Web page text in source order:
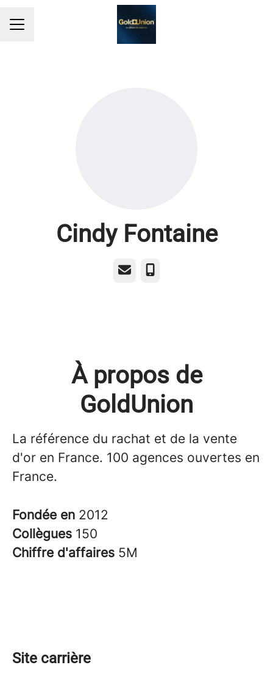
MENU CARRIÈRE
Cindy Fontaine
E-mail Téléphone
À propos de
GoldUnion
La référence du rachat et de la vente
d'or en France. 100 agences ouvertes en
France.
Fondée en 2012
Collègues 150
Chiffre d'affaires 5M
Site carrière